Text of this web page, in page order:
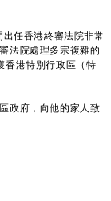
任香港終審法院非常
法院處理多宗複雜的
香港特別行政區（特
政府，向他的家人致